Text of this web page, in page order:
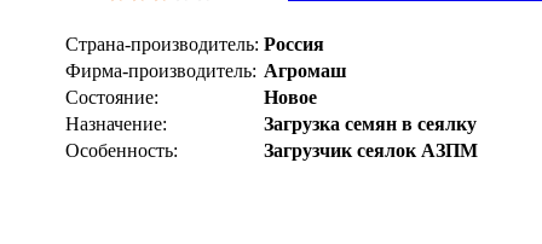
Страна-производитель: Россия
Фирма-производитель: Агромаш
Состояние:
Новое
Назначение:
Загрузка семян в сеялку
Особенность:
Загрузчик сеялок АЗПМ